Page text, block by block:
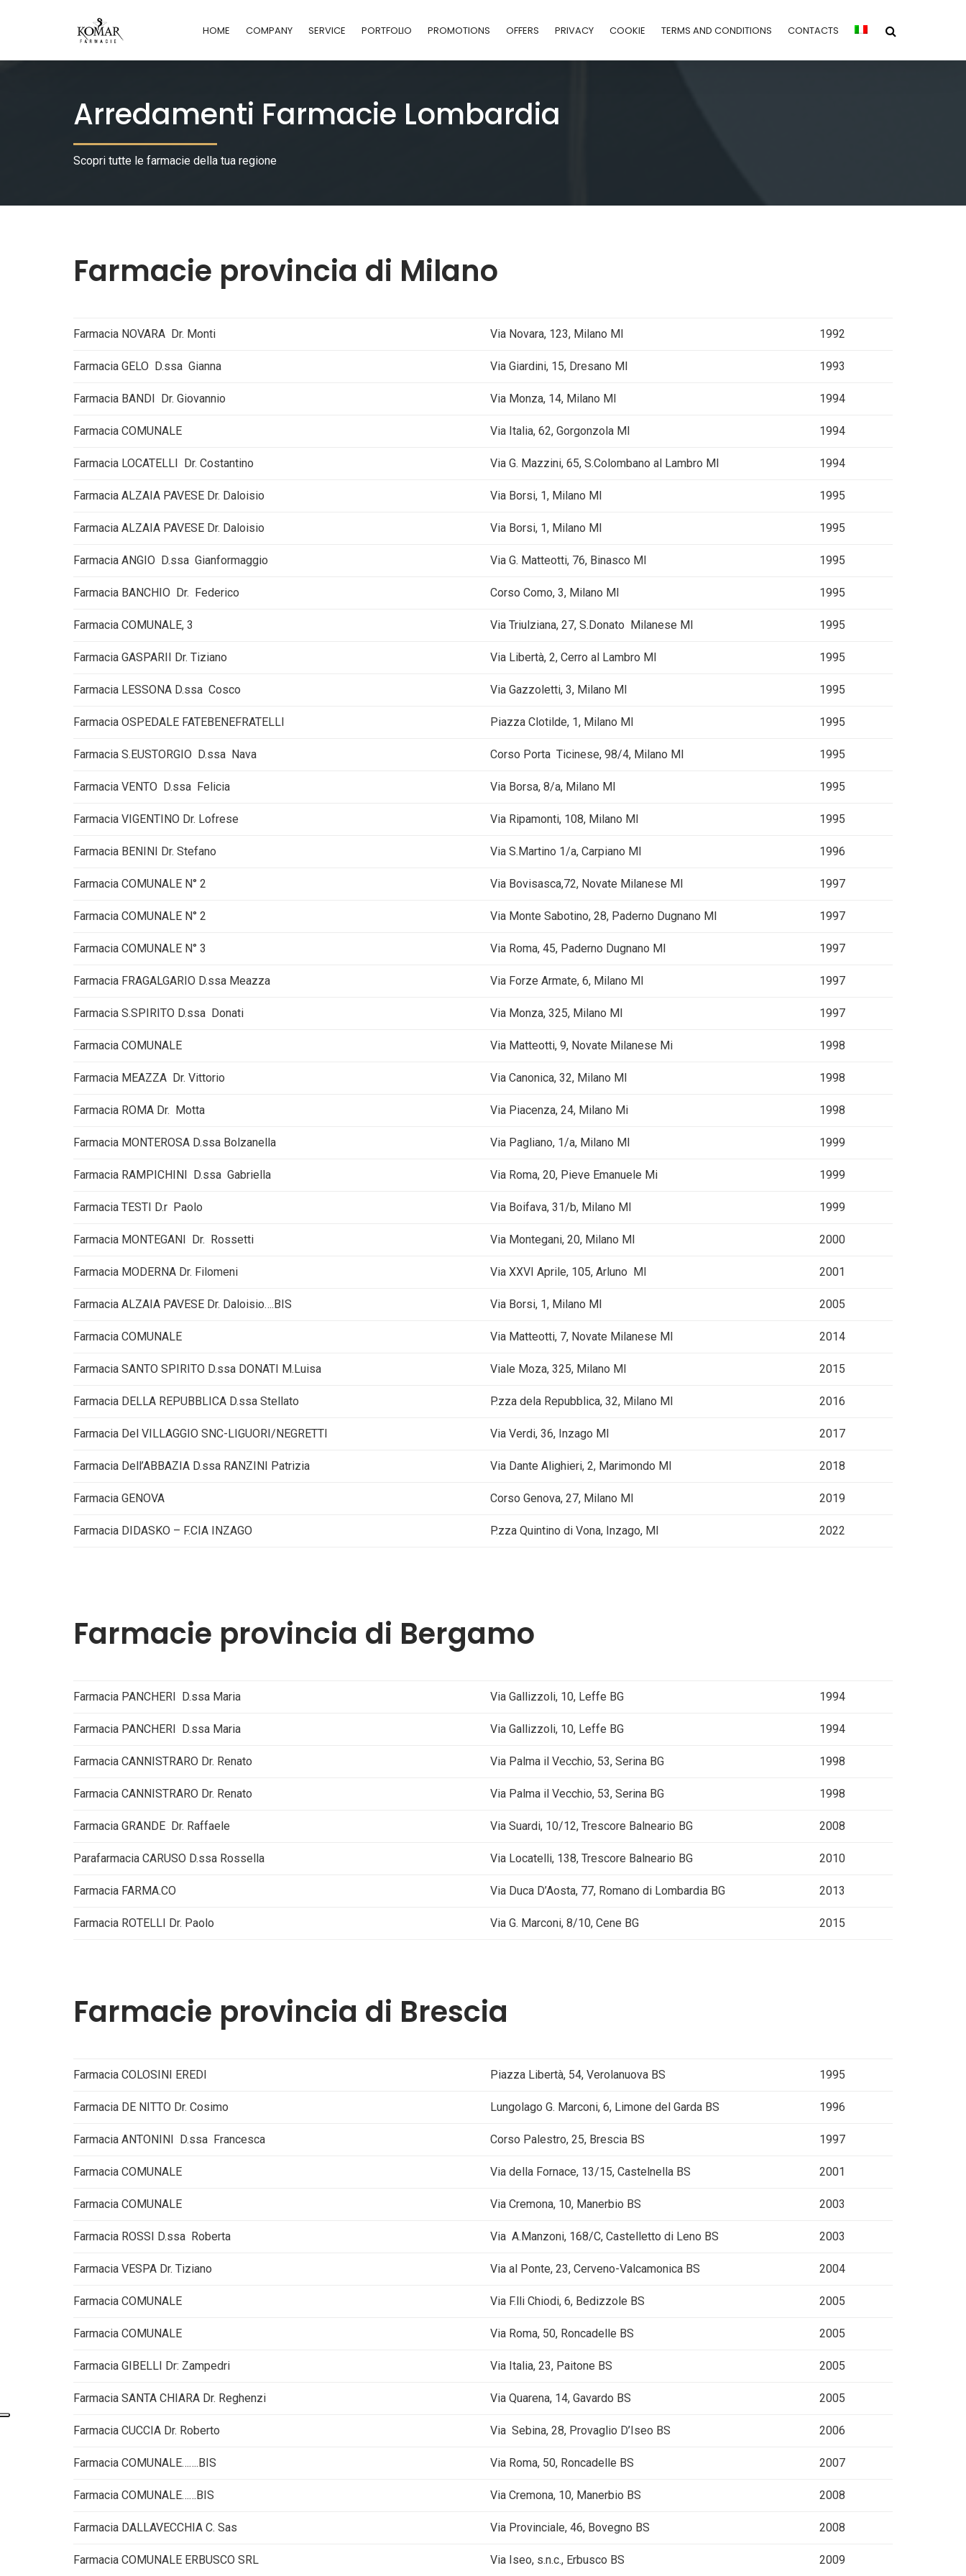
HOME COMPANY SERVICE PORTFOLIO PROMOTIONS OFFERS PRIVACY COOKIE TERMS AND CONDITIONS CONTACTS
Arredamenti Farmacie Lombardia
Scopri tutte le farmacie della tua regione
Farmacie provincia di Milano
Farmacia NOVARA Dr. Monti Via Novara, 123, Milano MI 1992
Farmacia GELO D.ssa Gianna Via Giardini, 15, Dresano MI 1993
Farmacia BANDI Dr. Giovannio Via Monza, 14, Milano MI 1994
Farmacia COMUNALE Via Italia, 62, Gorgonzola MI 1994
Farmacia LOCATELLI Dr. Costantino Via G. Mazzini, 65, S.Colombano al Lambro MI 1994
Farmacia ALZAIA PAVESE Dr. Daloisio Via Borsi, 1, Milano MI 1995
Farmacia ALZAIA PAVESE Dr. Daloisio Via Borsi, 1, Milano MI 1995
Farmacia ANGIO D.ssa Gianformaggio Via G. Matteotti, 76, Binasco MI 1995
Farmacia BANCHIO Dr. Federico Corso Como, 3, Milano MI 1995
Farmacia COMUNALE, 3 Via Triulziana, 27, S.Donato Milanese MI 1995
Farmacia GASPARII Dr. Tiziano Via Libertà, 2, Cerro al Lambro MI 1995
Farmacia LESSONA D.ssa Cosco Via Gazzoletti, 3, Milano MI 1995
Farmacia OSPEDALE FATEBENEFRATELLI Piazza Clotilde, 1, Milano MI 1995
Farmacia S.EUSTORGIO D.ssa Nava Corso Porta Ticinese, 98/4, Milano MI 1995
Farmacia VENTO D.ssa Felicia Via Borsa, 8/a, Milano MI 1995
Farmacia VIGENTINO Dr. Lofrese Via Ripamonti, 108, Milano MI 1995
Farmacia BENINI Dr. Stefano Via S.Martino 1/a, Carpiano MI 1996
Farmacia COMUNALE N° 2 Via Bovisasca,72, Novate Milanese MI 1997
Farmacia COMUNALE N° 2 Via Monte Sabotino, 28, Paderno Dugnano MI 1997
Farmacia COMUNALE N° 3 Via Roma, 45, Paderno Dugnano MI 1997
Farmacia FRAGALGARIO D.ssa Meazza Via Forze Armate, 6, Milano MI 1997
Farmacia S.SPIRITO D.ssa Donati Via Monza, 325, Milano MI 1997
Farmacia COMUNALE Via Matteotti, 9, Novate Milanese Mi 1998
Farmacia MEAZZA Dr. Vittorio Via Canonica, 32, Milano MI 1998
Farmacia ROMA Dr. Motta Via Piacenza, 24, Milano Mi 1998
Farmacia MONTEROSA D.ssa Bolzanella Via Pagliano, 1/a, Milano MI 1999
Farmacia RAMPICHINI D.ssa Gabriella Via Roma, 20, Pieve Emanuele Mi 1999
Farmacia TESTI D.r Paolo Via Boifava, 31/b, Milano MI 1999
Farmacia MONTEGANI Dr. Rossetti Via Montegani, 20, Milano MI 2000
Farmacia MODERNA Dr. Filomeni Via XXVI Aprile, 105, Arluno MI 2001
Farmacia ALZAIA PAVESE Dr. Daloisio….BIS Via Borsi, 1, Milano MI 2005
Farmacia COMUNALE Via Matteotti, 7, Novate Milanese MI 2014
Farmacia SANTO SPIRITO D.ssa DONATI M.Luisa Viale Moza, 325, Milano MI 2015
Farmacia DELLA REPUBBLICA D.ssa Stellato P.zza dela Repubblica, 32, Milano MI 2016
Farmacia Del VILLAGGIO SNC-LIGUORI/NEGRETTI Via Verdi, 36, Inzago MI 2017
Farmacia Dell’ABBAZIA D.ssa RANZINI Patrizia Via Dante Alighieri, 2, Marimondo MI 2018
Farmacia GENOVA Corso Genova, 27, Milano MI 2019
Farmacia DIDASKO – F.CIA INZAGO P.zza Quintino di Vona, Inzago, MI 2022
Farmacie provincia di Bergamo
Farmacia PANCHERI D.ssa Maria Via Gallizzoli, 10, Leffe BG 1994
Farmacia PANCHERI D.ssa Maria Via Gallizzoli, 10, Leffe BG 1994
Farmacia CANNISTRARO Dr. Renato Via Palma il Vecchio, 53, Serina BG 1998
Farmacia CANNISTRARO Dr. Renato Via Palma il Vecchio, 53, Serina BG 1998
Farmacia GRANDE Dr. Raffaele Via Suardi, 10/12, Trescore Balneario BG 2008
Parafarmacia CARUSO D.ssa Rossella Via Locatelli, 138, Trescore Balneario BG 2010
Farmacia FARMA.CO Via Duca D’Aosta, 77, Romano di Lombardia BG 2013
Farmacia ROTELLI Dr. Paolo Via G. Marconi, 8/10, Cene BG 2015
Farmacie provincia di Brescia
Farmacia COLOSINI EREDI Piazza Libertà, 54, Verolanuova BS 1995
Farmacia DE NITTO Dr. Cosimo Lungolago G. Marconi, 6, Limone del Garda BS 1996
Farmacia ANTONINI D.ssa Francesca Corso Palestro, 25, Brescia BS 1997
Farmacia COMUNALE Via della Fornace, 13/15, Castelnella BS 2001
Farmacia COMUNALE Via Cremona, 10, Manerbio BS 2003
Farmacia ROSSI D.ssa Roberta Via A.Manzoni, 168/C, Castelletto di Leno BS 2003
Farmacia VESPA Dr. Tiziano Via al Ponte, 23, Cerveno-Valcamonica BS 2004
Farmacia COMUNALE Via F.lli Chiodi, 6, Bedizzole BS 2005
Farmacia COMUNALE Via Roma, 50, Roncadelle BS 2005
Farmacia GIBELLI Dr: Zampedri Via Italia, 23, Paitone BS 2005
Farmacia SANTA CHIARA Dr. Reghenzi Via Quarena, 14, Gavardo BS 2005
Farmacia CUCCIA Dr. Roberto Via Sebina, 28, Provaglio D’Iseo BS 2006
Farmacia COMUNALE…….BIS Via Roma, 50, Roncadelle BS 2007
Farmacia COMUNALE……BIS Via Cremona, 10, Manerbio BS 2008
Farmacia DALLAVECCHIA C. Sas Via Provinciale, 46, Bovegno BS 2008
Farmacia COMUNALE ERBUSCO SRL Via Iseo, s.n.c., Erbusco BS 2009